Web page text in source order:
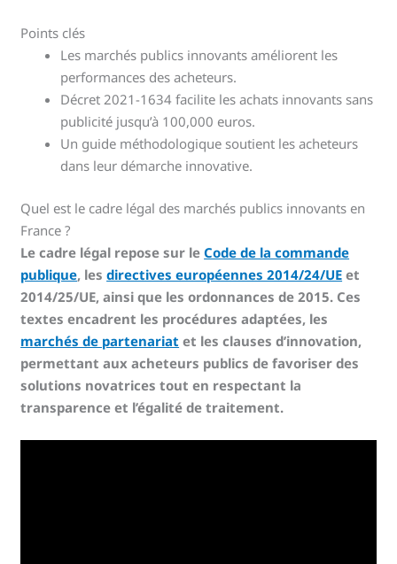
Points clés
Les marchés publics innovants améliorent les
performances des acheteurs.
Décret 2021-1634 facilite les achats innovants sans
publicité jusqu’à 100,000 euros.
Un guide méthodologique soutient les acheteurs
dans leur démarche innovative.
Quel est le cadre légal des marchés publics innovants en
France ?
Le cadre légal repose sur leCode de la commande
publique, lesdirectives européennes 2014/24/UE et
2014/25/UE, ainsi que les ordonnances de 2015. Ces
textes encadrent les procédures adaptées, les
marchés de partenariat et les clauses d’innovation,
permettant aux acheteurs publics de favoriser des
solutions novatrices tout en respectant la
transparence et l’égalité de traitement.